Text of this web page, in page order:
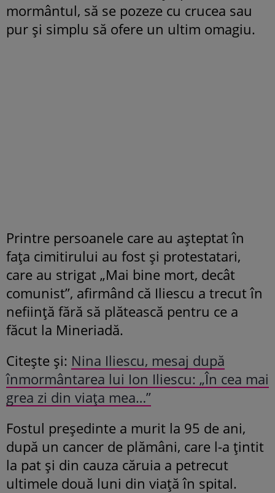
mormântul, să se pozeze cu crucea sau
pur și simplu să ofere un ultim omagiu.
Printre persoanele care au așteptat în
fața cimitirului au fost și protestatari,
care au strigat „Mai bine mort, decât
comunist”, afirmând că Iliescu a trecut în
neființă fără să plătească pentru ce a
făcut la Mineriadă.
Citește și: Nina Iliescu, mesaj după
înmormântarea lui Ion Iliescu: „În cea mai
grea zi din viața mea…”
Fostul președinte a murit la 95 de ani,
după un cancer de plămâni, care l-a țintit
la pat și din cauza căruia a petrecut
ultimele două luni din viață în spital.